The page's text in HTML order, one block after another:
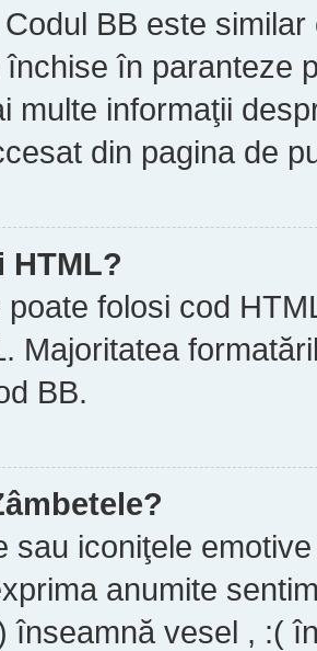
BB este
închise în paranteze
multe informaţii
din pagina de
HTML?
poate folosi cod
Majoritatea
BB.
sau iconiţele
anumite
înseamnă vesel , :(